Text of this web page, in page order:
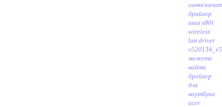
самп
драйвер
asus x80l
wireless
lan driver
v520134_v5
можете
найти
драйвер
для
ноутбука
acer